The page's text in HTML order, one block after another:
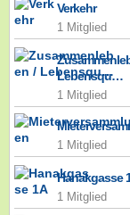
Verkehr
1 Mitglied
Lebensqu…
1 Mitglied
1 Mitglied
Hanakgasse
1 Mitglied